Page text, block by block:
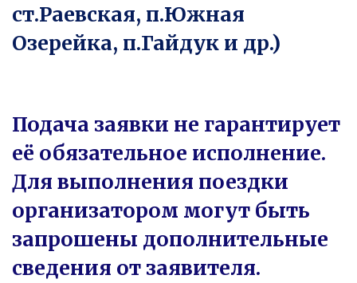
ст.Раевская, п.Южная
Озерейка, п.Гайдук и др.)
Подача заявки не гарантирует
её обязательное исполнение.
Для выполнения поездки
организатором могут быть
запрошены дополнительные
сведения от заявителя.